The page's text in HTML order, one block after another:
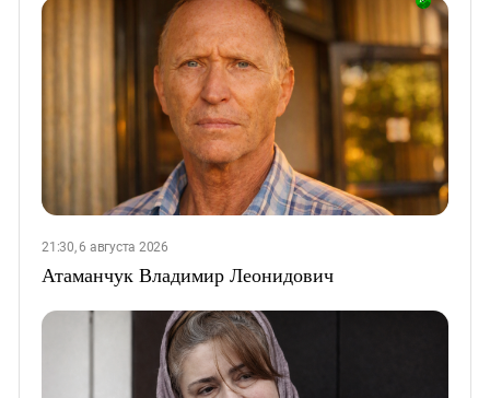
21:30, 6 августа 2026
Атаманчук Владимир Леонидович